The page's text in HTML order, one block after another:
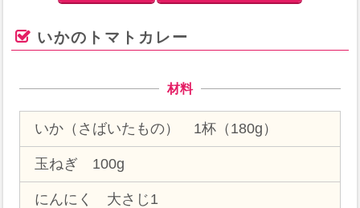
いかのトマトカレー
材料
いか（さばいたもの） 1杯（180g）
玉ねぎ 100g
にんにく 大さじ1